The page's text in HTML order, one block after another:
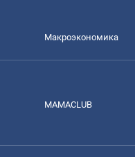
Mакроэкономика
MAMACLUB